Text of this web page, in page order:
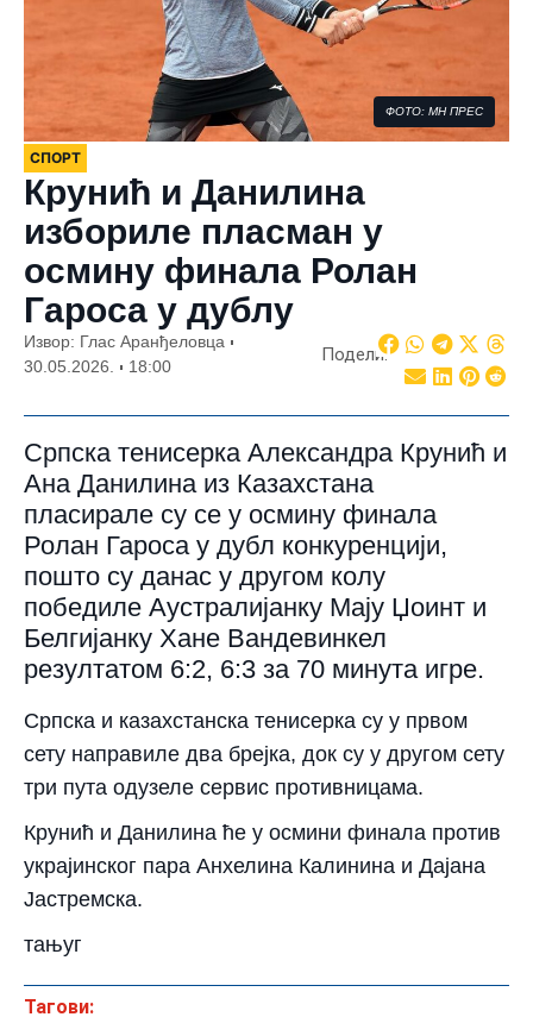
ФОТО: МН ПРЕС
СПОРТ
Крунић и Данилина
избориле пласман у
осмину финала Ролан
Гароса у дублу
Извор: Глас Аранђеловца
30.05.2026.
18:00
Подели:
Српска тенисерка Александра Крунић и
Ана Данилина из Казахстана
пласирале су се у осмину финала
Ролан Гароса у дубл конкуренцији,
пошто су данас у другом колу
победиле Аустралијанку Мају Џоинт и
Белгијанку Хане Вандевинкел
резултатом 6:2, 6:3 за 70 минута игре.
Српска и казахстанска тенисерка су у првом
сету направиле два брејка, док су у другом сету
три пута одузеле сервис противницама.
Крунић и Данилина ће у осмини финала против
украјинског пара Анхелина Калинина и Дајана
Јастремска.
тањуг
Тагови: